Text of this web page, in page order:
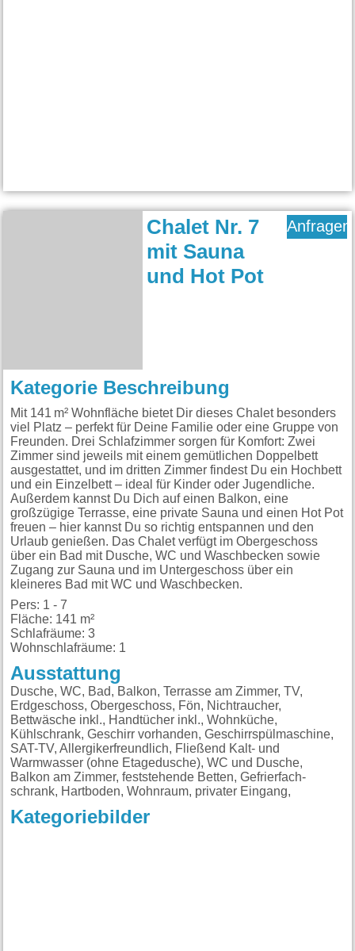
Chalet Nr. 7
mit Sauna
und Hot Pot
Anfragen
Kategorie Beschreibung
Mit 141 m² Wohnfläche bietet Dir dieses Chalet besonders
viel Platz – perfekt für Deine Familie oder eine Gruppe von
Freunden. Drei Schlafzimmer sorgen für Komfort: Zwei
Zimmer sind jeweils mit einem gemütlichen Doppelbett
ausgestattet, und im dritten Zimmer findest Du ein Hochbett
und ein Einzelbett – ideal für Kinder oder Jugendliche.
Außerdem kannst Du Dich auf einen Balkon, eine
großzügige Terrasse, eine private Sauna und einen Hot Pot
freuen – hier kannst Du so richtig entspannen und den
Urlaub genießen. Das Chalet verfügt im Obergeschoss
über ein Bad mit Dusche, WC und Waschbecken sowie
Zugang zur Sauna und im Untergeschoss über ein
kleineres Bad mit WC und Waschbecken.
Pers: 1 - 7
Fläche: 141 m²
Schlafräume: 3
Wohnschlafräume: 1
Ausstattung
Dusche, WC, Bad, Balkon, Terrasse am Zimmer, TV,
Erdgeschoss, Obergeschoss, Fön, Nichtraucher,
Bettwäsche inkl., Handtücher inkl., Wohnküche,
Kühlschrank, Geschirr vorhanden, Geschirrspülmaschine,
SAT-TV, Allergikerfreundlich, Fließend Kalt- und
Warmwasser (ohne Etagedusche), WC und Dusche,
Balkon am Zimmer, feststehende Betten, Gefrierfach-
schrank, Hartboden, Wohnraum, privater Eingang,
Kategoriebilder